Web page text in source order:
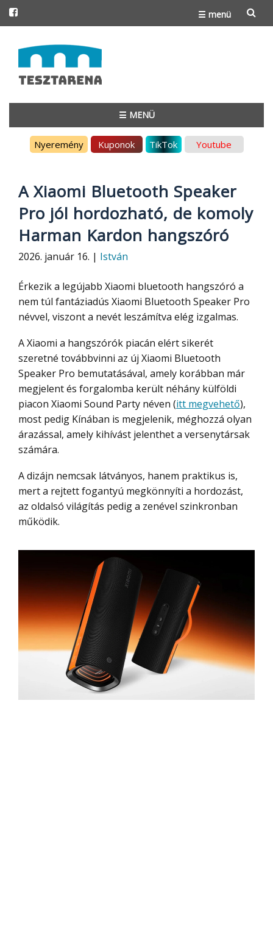
☰ menü
to
content
☰ MENÜ
Nyeremény Kuponok TikTok Youtube
A Xiaomi Bluetooth Speaker
Pro jól hordozható, de komoly
Harman Kardon hangszóró
2026. január 16. | István
Érkezik a legújabb Xiaomi bluetooth hangszóró a
nem túl fantáziadús Xiaomi Bluetooth Speaker Pro
névvel, viszont a nevét leszámítva elég izgalmas.
A Xiaomi a hangszórók piacán elért sikerét
szeretné továbbvinni az új Xiaomi Bluetooth
Speaker Pro bemutatásával, amely korábban már
megjelent és forgalomba került néhány külföldi
piacon Xiaomi Sound Party néven (itt megvehető),
most pedig Kínában is megjelenik, méghozzá olyan
árazással, amely kihívást jelenthet a versenytársak
számára.
A dizájn nemcsak látványos, hanem praktikus is,
mert a rejtett fogantyú megkönnyíti a hordozást,
az oldalsó világítás pedig a zenével szinkronban
működik.